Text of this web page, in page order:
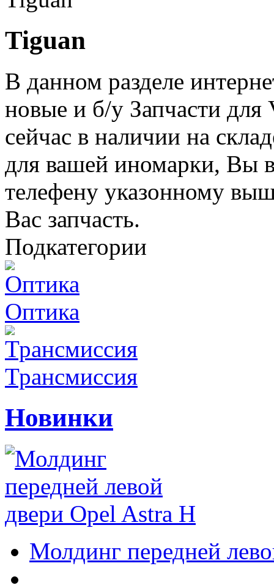
Tiguan
В данном разделе
новые и б/у Запчасти для
сейчас в наличии на
для вашей иномарки, Вы
телефену указонному
Вас запчасть.
Подкатегории
Оптика
Трансмиссия
Новинки
Молдинг передней